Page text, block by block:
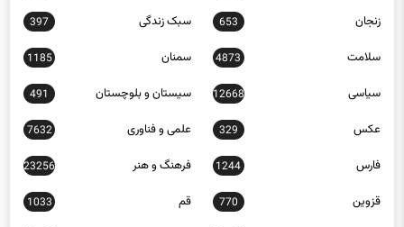
زنجان 653 سبک زندگی 397
سلامت 4873 سمنان 1185
سیاسی 12668 سیستان و بلوچستان 491
عکس 329 علمی و فناوری 7632
فارس 1244 فرهنگ و هنر 23256
قزوین 770 قم 1033